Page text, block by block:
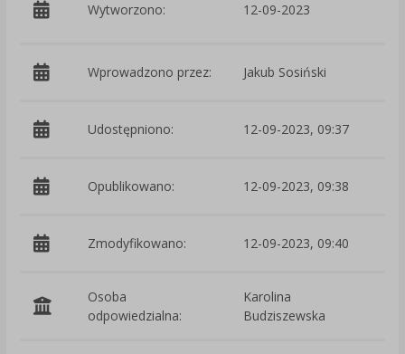
Wytworzono: 12-09-2023
Wprowadzono przez: Jakub Sosiński
Udostępniono: 12-09-2023, 09:37
Opublikowano: 12-09-2023, 09:38
Zmodyfikowano: 12-09-2023, 09:40
Osoba
odpowiedzialna:
Karolina
Budziszewska